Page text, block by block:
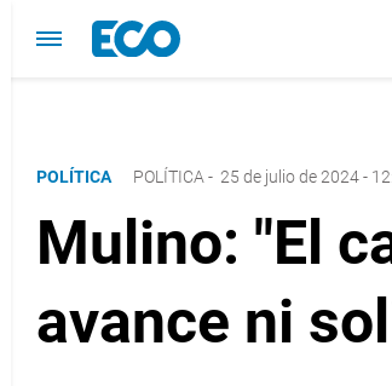
POLÍTICA POLÍTICA - 25 de julio de 2024 -
Mulino: "El
avance ni